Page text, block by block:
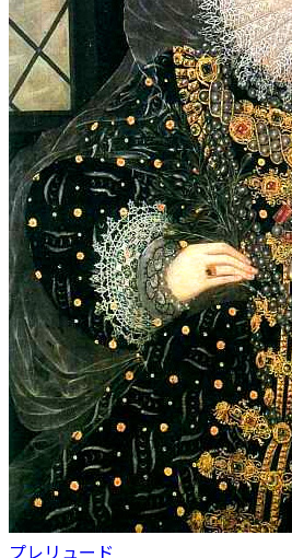
プレリュード